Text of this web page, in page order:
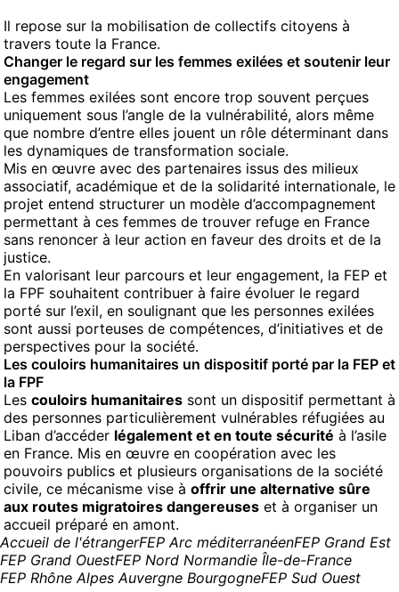
Il repose sur la mobilisation de collectifs citoyens à
travers toute la France.
Changer le regard sur les femmes exilées et soutenir leur
engagement
Les femmes exilées sont encore trop souvent perçues
uniquement sous l’angle de la vulnérabilité, alors même
que nombre d’entre elles jouent un rôle déterminant dans
les dynamiques de transformation sociale.
Mis en œuvre avec des partenaires issus des milieux
associatif, académique et de la solidarité internationale, le
projet entend structurer un modèle d’accompagnement
permettant à ces femmes de trouver refuge en France
sans renoncer à leur action en faveur des droits et de la
justice.
En valorisant leur parcours et leur engagement, la FEP et
la FPF souhaitent contribuer à faire évoluer le regard
porté sur l’exil, en soulignant que les personnes exilées
sont aussi porteuses de compétences, d’initiatives et de
perspectives pour la société.
Les couloirs humanitaires un dispositif porté par la FEP et
la FPF
Les couloirs humanitaires sont un dispositif permettant à
des personnes particulièrement vulnérables réfugiées au
Liban d’accéder légalement et en toute sécurité à l’asile
en France. Mis en œuvre en coopération avec les
pouvoirs publics et plusieurs organisations de la société
civile, ce mécanisme vise à offrir une alternative sûre
aux routes migratoires dangereuses et à organiser un
accueil préparé en amont.
Accueil de l'étrangerFEP Arc méditerranéenFEP Grand Est
FEP Grand OuestFEP Nord Normandie Île-de-France
FEP Rhône Alpes Auvergne BourgogneFEP Sud Ouest